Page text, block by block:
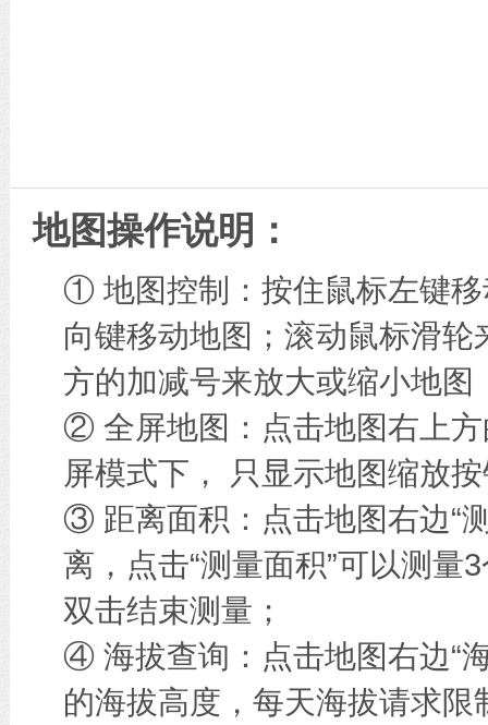
地图操作说明：
① 地图控制：按住鼠标左键
向键移动地图；滚动鼠标滑
方的加减号来放大或缩小地图
② 全屏地图：点击地图右上方
屏模式下， 只显示地图缩放
③ 距离面积：点击地图右边“
离，点击“测量面积”可以测量
双击结束测量；
④ 海拔查询：点击地图右边“
的海拔高度，每天海拔请求